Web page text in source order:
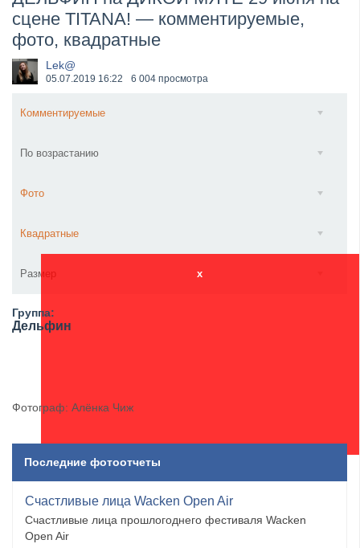
​Anthrax выпустили новый сингл и клип «Everybod...
сцене TITANA! — комментируемые,
фото, квадратные
Lek@
05.07.2019 16:22 6 004 просмотра
Комментируемые
По возрастанию
Фото
Квадратные
Размер x
Группа:
Дельфин
Фотограф: Алёнка Чиж
Последние фотоотчеты
Счастливые лица Wacken Open Air
Счастливые лица прошлогоднего фестиваля Wacken
Open Air